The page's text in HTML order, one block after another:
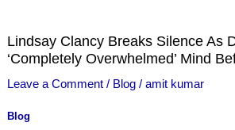
Lindsay Clancy Breaks Silence As
‘Completely Overwhelmed’ Mind
Leave a Comment / Blog/ amit kumar
Blog